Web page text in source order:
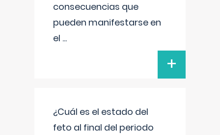
consecuencias que
pueden manifestarse en
el ...
+
¿Cuál es el estado del
feto al final del periodo